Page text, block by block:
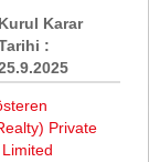
Kurul Karar
:
Private